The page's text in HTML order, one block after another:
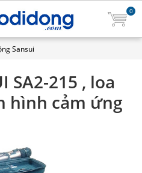
0
Sansui
SA2-215 , loa
hình cảm ứng